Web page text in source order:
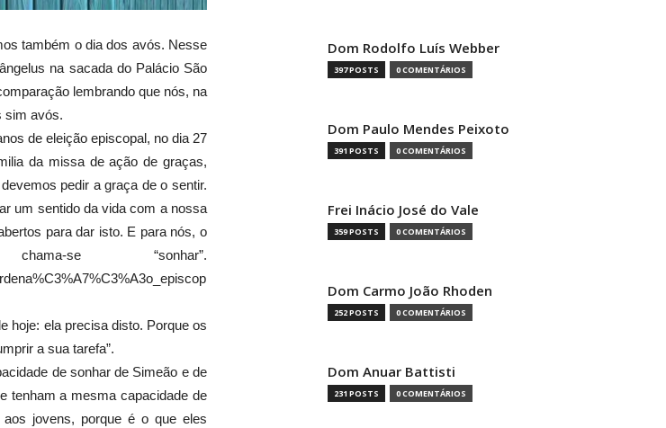
também o dia dos avós. Nesse
na sacada do Palácio São
lembrando que nós, na
sim avós.
de eleição episcopal, no dia 27
da missa de ação de graças,
pedir a graça de o sentir.
um sentido da vida com a nossa
para dar isto. E para nós, o
se “sonhar”.
hoje: ela precisa disto. Porque os
a sua tarefa”.
de sonhar de Simeão e de
tenham a mesma capacidade de
jovens, porque é o que eles
Dom Rodolfo Luís Webber
397 POSTS 0 COMENTÁRIOS
Dom Paulo Mendes Peixoto
391 POSTS 0 COMENTÁRIOS
Frei Inácio José do Vale
359 POSTS 0 COMENTÁRIOS
Dom Carmo João Rhoden
252 POSTS 0 COMENTÁRIOS
Dom Anuar Battisti
231 POSTS 0 COMENTÁRIOS